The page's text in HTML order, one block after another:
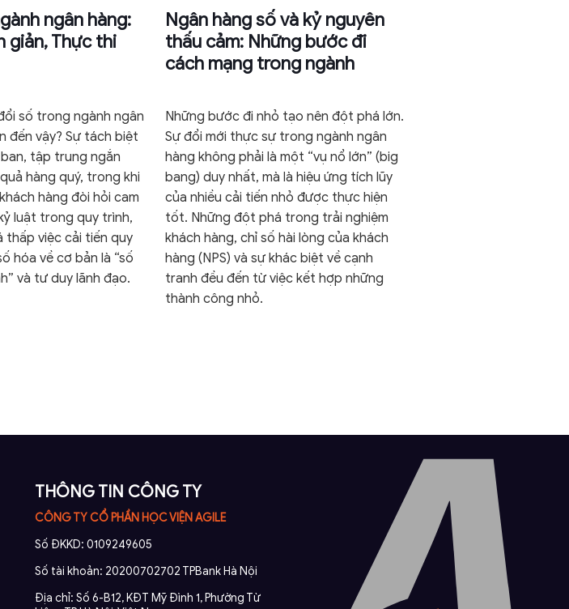
ngân hàng:
giản, Thực thi
số trong ngành ngân
đến vậy? Sự tách biệt
tập trung ngắn
hàng quý, trong khi
hàng đòi hỏi cam
luật trong quy trình,
thấp việc cải tiến quy
hóa về cơ bản là “số
và tư duy lãnh đạo.
Ngân hàng số và kỷ nguyên
thấu cảm: Những bước đi
cách mạng trong ngành
Những bước đi nhỏ tạo nên đột phá lớn.
Sự đổi mới thực sự trong ngành ngân
hàng không phải là một “vụ nổ lớn” (big
bang) duy nhất, mà là hiệu ứng tích lũy
của nhiều cải tiến nhỏ được thực hiện
tốt. Những đột phá trong trải nghiệm
khách hàng, chỉ số hài lòng của khách
hàng (NPS) và sự khác biệt về cạnh
tranh đều đến từ việc kết hợp những
thành công nhỏ.
THÔNG TIN CÔNG TY
CÔNG TY CỔ PHẦN HỌC VIỆN AGILE
Số ĐKKD: 0109249605
Số tài khoản: 20200702702 TPBank Hà Nội
Địa chỉ: Số 6-B12, KĐT Mỹ Đình 1, Phường Từ